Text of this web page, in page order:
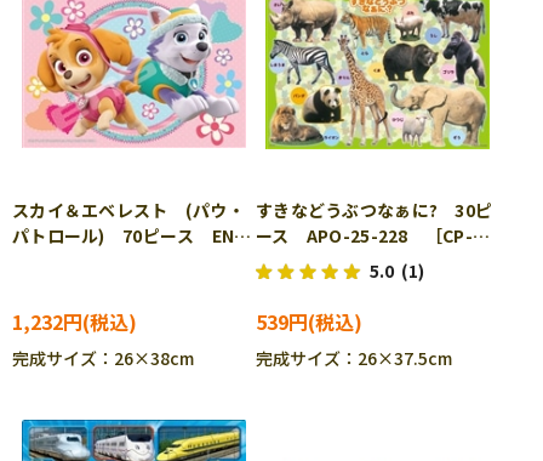
スカイ＆エベレスト (パウ・
パトロール) 70ピース ENS-
1,232円
完成サイズ：26×38cm
すきなどうぶつなぁに? 30ピ
ース APO-25-228 ［CP-
IT］
5.0 (1)
539円
完成サイズ：26×37.5cm